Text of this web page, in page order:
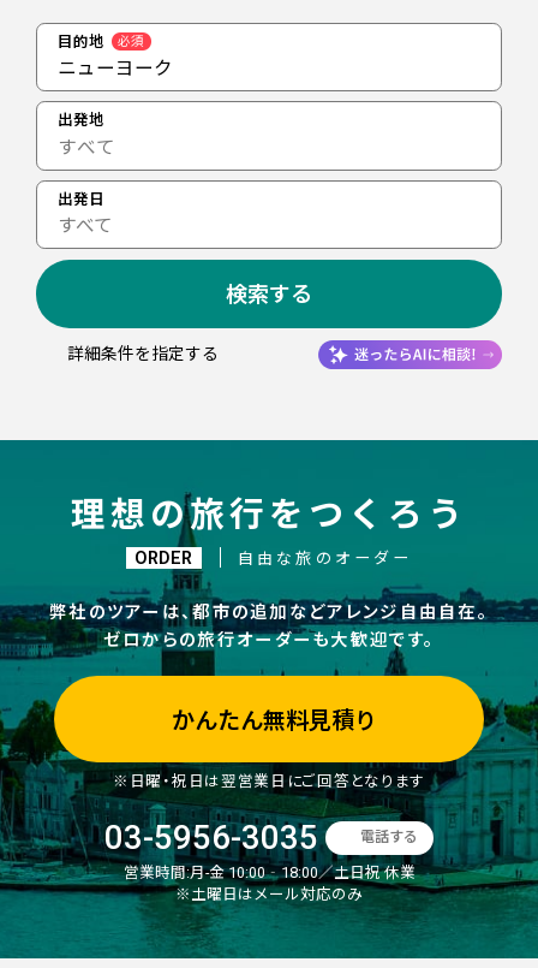
目的地 必須
ニューヨーク
出発地
出発日
すべて
検索する
詳細条件を指定する
理想の旅行をつくろう
ORDER 自由な旅のオーダー
弊社のツアーは、都市の追加などアレンジ自由自在。
ゼロからの旅行オーダーも大歓迎です。
かんたん無料見積り
※日曜・祝日は翌営業日にご回答となります
03-5956-3035 電話する
営業時間:月-金 10:00‐18:00／土日祝 休業
※土曜日はメール対応のみ